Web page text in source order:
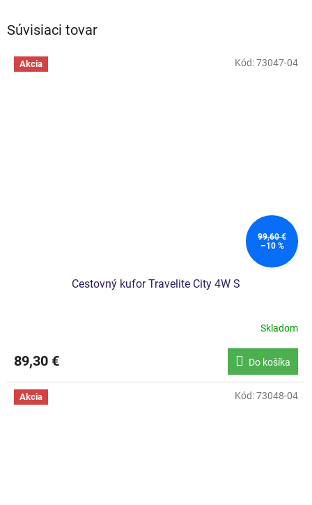
Súvisiaci tovar
Akcia
99,60 €
–10 %
Cestovný kufor Travelite City 4W S
Skladom
89,30 € Do košíka
Kód:73047-04
Akcia Kód:73048-04